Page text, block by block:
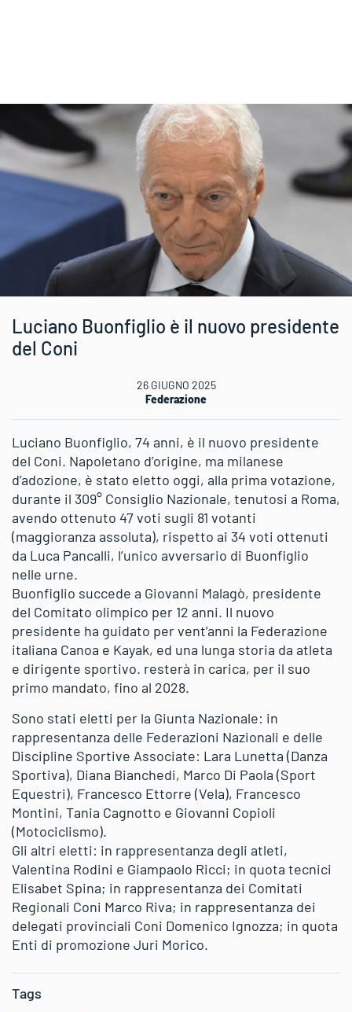
Luciano Buonfiglio è il nuovo presidente
del Coni
26 GIUGNO 2025
Federazione
Luciano Buonfiglio, 74 anni, è il nuovo presidente
del Coni. Napoletano d’origine, ma milanese
d’adozione, è stato eletto oggi, alla prima votazione,
durante il 309° Consiglio Nazionale, tenutosi a Roma,
avendo ottenuto 47 voti sugli 81 votanti
(maggioranza assoluta), rispetto ai 34 voti ottenuti
da Luca Pancalli, l’unico avversario di Buonfiglio
nelle urne.
Buonfiglio succede a Giovanni Malagò, presidente
del Comitato olimpico per 12 anni. Il nuovo
presidente ha guidato per vent’anni la Federazione
italiana Canoa e Kayak, ed una lunga storia da atleta
e dirigente sportivo. resterà in carica, per il suo
primo mandato, fino al 2028.
Sono stati eletti per la Giunta Nazionale: in
rappresentanza delle Federazioni Nazionali e delle
Discipline Sportive Associate: Lara Lunetta (Danza
Sportiva), Diana Bianchedi, Marco Di Paola (Sport
Equestri), Francesco Ettorre (Vela), Francesco
Montini, Tania Cagnotto e Giovanni Copioli
(Motociclismo).
Gli altri eletti: in rappresentanza degli atleti,
Valentina Rodini e Giampaolo Ricci; in quota tecnici
Elisabet Spina; in rappresentanza dei Comitati
Regionali Coni Marco Riva; in rappresentanza dei
delegati provinciali Coni Domenico Ignozza; in quota
Enti di promozione Juri Morico.
Tags